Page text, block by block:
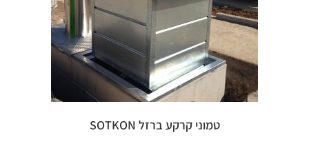
טמוני קרקע ברזל SOTKON